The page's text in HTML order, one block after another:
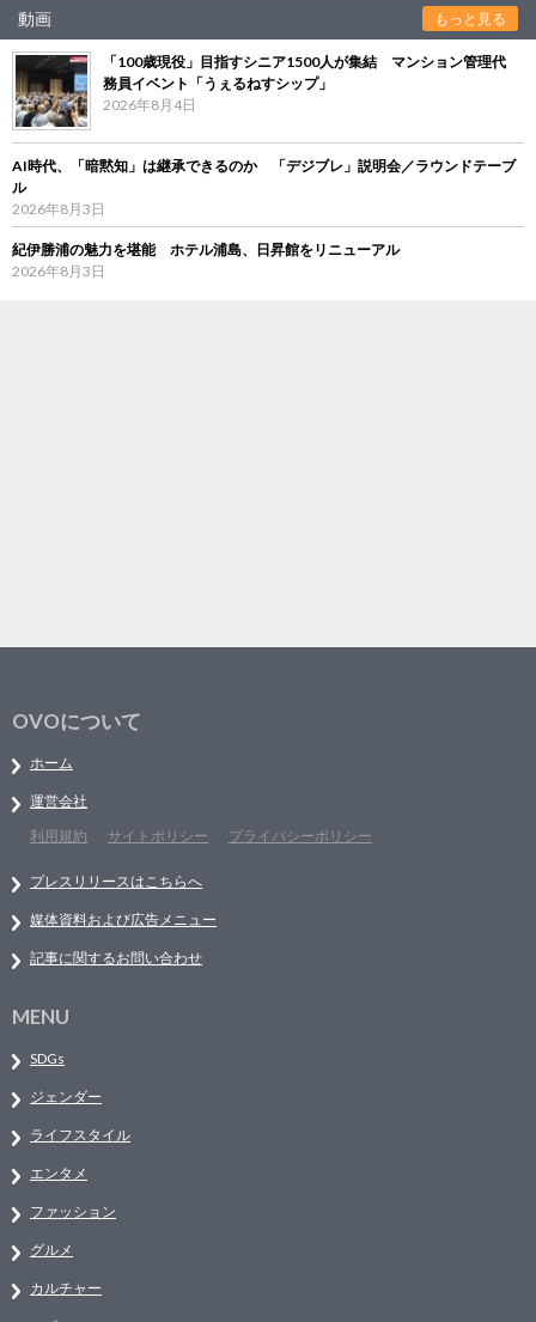
動画 もっと見る
「100歳現役」目指すシニア1500人が集結 マンション管理代
務員イベント「うぇるねすシップ」
2026年8月4日
AI時代、「暗黙知」は継承できるのか 「デジブレ」説明会／ラウンドテーブ
ル
2026年8月3日
紀伊勝浦の魅力を堪能 ホテル浦島、日昇館をリニューアル
2026年8月3日
OVOについて
ホーム
運営会社
利用規約
サイトポリシー プライバシーポリシー
プレスリリースはこちらへ
媒体資料および広告メニュー
記事に関するお問い合わせ
MENU
SDGs
ジェンダー
ライフスタイル
エンタメ
ファッション
グルメ
カルチャー